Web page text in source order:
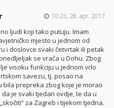
10:26, 28. apr. 2017.
ljudi koji tako putuju. Imam
mjesto u jednom od
i doslovce svaki četvrtak ili petak
se vrača u Dohu. Zbog
visoku funkciju u jednom vrlo
savezu, tj. posao na
bila prepreka zbog koje je morao
je svaki tjedan ovdje, te da u
za Zagreb i tijekom tjedna.